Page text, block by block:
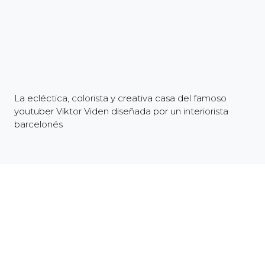
La ecléctica, colorista y creativa casa del famoso
youtuber Viktor Viden diseñada por un interiorista
barcelonés